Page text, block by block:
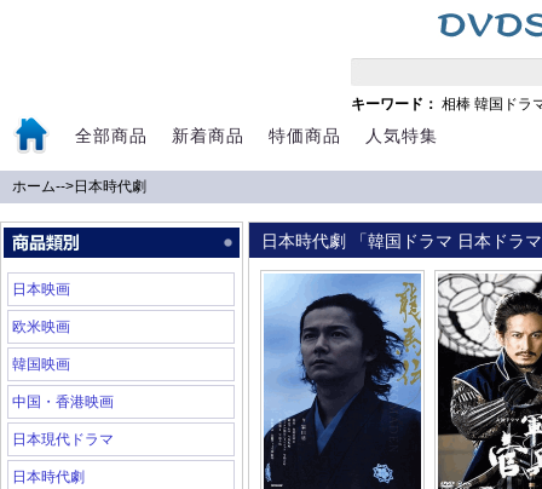
キーワード： 相棒 韓国ドラ
全部商品 新着商品 特価商品 人気特集
ホーム-->日本時代劇
日本映画
欧米映画
韓国映画
中国・香港映画
日本現代ドラマ
日本時代劇
日本時代劇 「韓国ドラマ 日本ドラ